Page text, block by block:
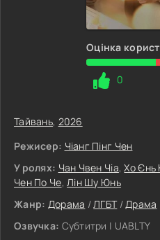
Оцінка
0
Тайвань, 2026
Режисер: Чіанг Пінг Чен
У ролях: Чан Чвен Чіа,Хо Єнь
Чен По Че,Лін Шу Юнь
Жанр: Дорама /ЛГБТ/Драма
Озвучка: Субтитри | UABLTY